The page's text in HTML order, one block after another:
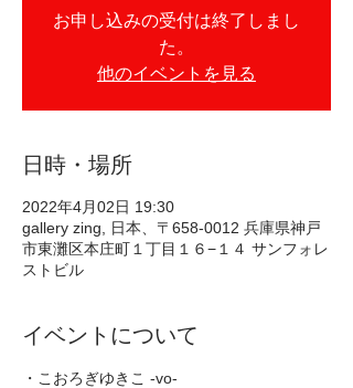
お申し込みの受付は終了しまし
た。
他のイベントを見る
日時・場所
2022年4月02日 19:30
gallery zing, 日本、〒658-0012 兵庫県神戸
市東灘区本庄町１丁目１６−１４ サンフォレ
ストビル
イベントについて
・こおろぎゆきこ -vo-